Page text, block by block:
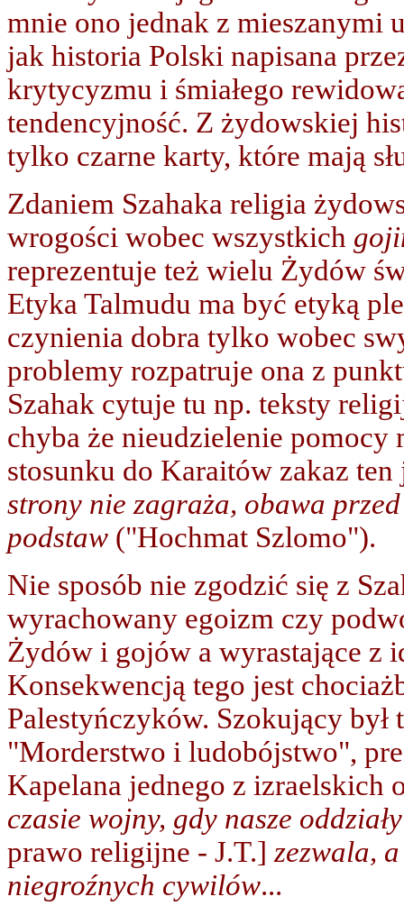
mnie ono jednak z mieszanymi
jak historia Polski napisana
krytycyzmu i śmiałego
tendencyjność. Z żydowskiej
tylko czarne karty, które mają
Zdaniem Szahaka religia
wrogości wobec wszystkich
reprezentuje też wielu Żydów
Etyka Talmudu ma być etyką
czynienia dobra tylko wobec
problemy rozpatruje ona z
Szahak cytuje tu np. teksty
chyba że nieudzielenie pomocy
stosunku do Karaitów zakaz
strony nie zagraża, obawa
podstaw ("Hochmat Szlomo").
Nie sposób nie zgodzić się z
wyrachowany egoizm czy
Żydów i gojów a wyrastające z
Konsekwencją tego jest
Palestyńczyków. Szokujący był
"Morderstwo i ludobójstwo",
Kapelana jednego z
czasie wojny, gdy nasze
prawo religijne - J.T.] zezwala,
niegroźnych cywilów...